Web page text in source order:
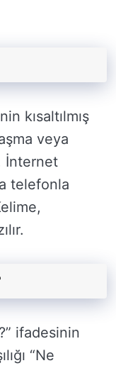
kısaltılmış
veya
İnternet
telefonla
ifadesinin
“Ne